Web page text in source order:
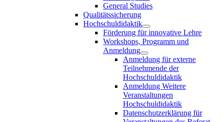
General Studies
Qualitätssicherung
Hochschuldidaktik
Förderung für innovative Lehre
Workshops, Programm und
Anmeldung
Anmeldung für externe
Teilnehmende der
Hochschuldidaktik
Anmeldung Weitere
Veranstaltungen
Hochschuldidaktik
Datenschutzerklärung für